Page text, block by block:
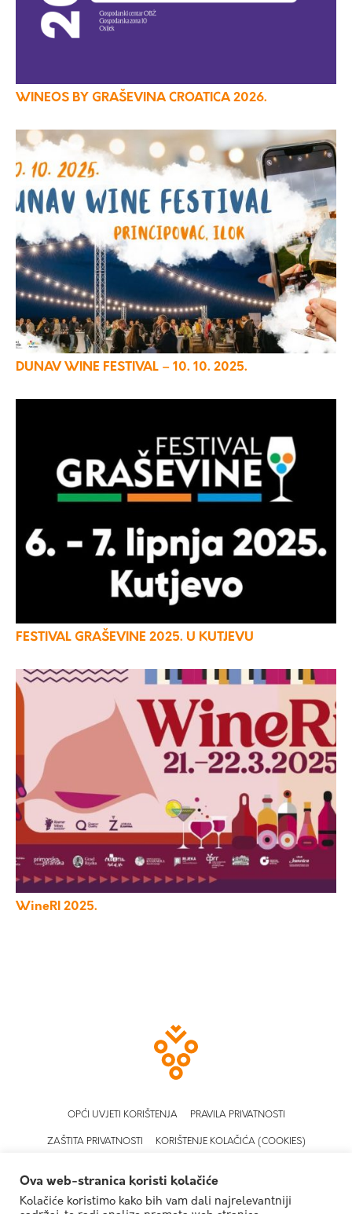
WINEOS BY GRAŠEVINA CROATICA 2026.
DUNAV WINE FESTIVAL – 10. 10. 2025.
FESTIVAL GRAŠEVINE 2025. U KUTJEVU
WineRI 2025.
OPĆI UVJETI KORIŠTENJA PRAVILA PRIVATNOSTI
ZAŠTITA PRIVATNOSTI KORIŠTENJE KOLAČIĆA (COOKIES)
Ova web-stranica koristi kolačiće
Kolačiće koristimo kako bih vam dali najrelevantniji